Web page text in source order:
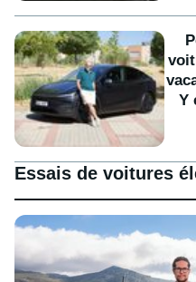
Y
Essais de voitures